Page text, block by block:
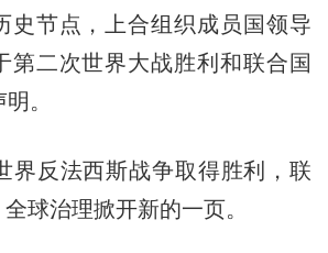
节点，上合组织成员国领导
第二次世界大战胜利和联合国
。
反法西斯战争取得胜利，联
球治理掀开新的一页。